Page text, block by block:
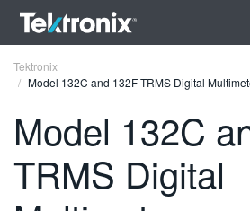
ENGLISH
Tektronix
Model 132C and 132F TRMS Digital
Model 132C
TRMS Digital